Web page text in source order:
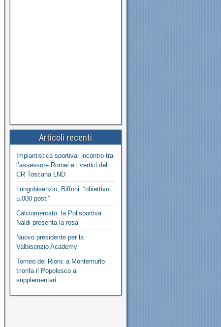
Articoli recenti
Impiantistica sportiva: incontro tra
l’assessore Romei e i vertici del
CR Toscana LND
Lungobisenzio, Biffoni: “obiettivo
5.000 posti”
Calciomercato: la Polisportiva
Naldi presenta la rosa
Nuovo presidente per la
Valbisenzio Academy
Torneo dei Rioni: a Montemurlo
trionfa il Popolesco ai
supplementari